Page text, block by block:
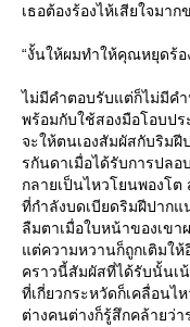
เธอต้องร้องไห้เสียใจมา
“งั้นให้ผมทำให้คุณหยุดร้อ
ไม่มีคำตอบรับแต่ก็ไม่มีค
พร้อมกับใช้สองมือโอบปร
จะให้ตนเองสัมผัสกับริมฝี
รกันดาเมื่อได้รับการปล
กลายเป็นไหวโยนพองโ
ที่กำลังบดเบียดริมฝีปากแ
ลืมตาเมื่อใบหน้าของเขา
แต่ความหวานก็ถูกเติมให้
คราวนี้สัมผัสที่ได้รับนั้นเ
ที่เกี่ยวกระหวัดก็เคลื่อนไ
ต่างคนต่างก็รู้สึกคล้ายว่